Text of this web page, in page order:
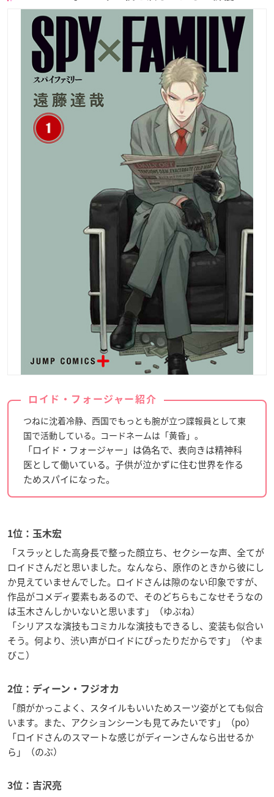
ロイド・フォージャー紹介
つねに沈着冷静、西国でもっとも腕が立つ諜報員として東
国で活動している。コードネームは「黄昏」。
「ロイド・フォージャー」は偽名で、表向きは精神科
医として働いている。子供が泣かずに住む世界を作る
ためスパイになった。
1位：玉木宏
「スラッとした高身長で整った顔立ち、セクシーな声、全てが
ロイドさんだと思いました。なんなら、原作のときから彼にし
か見えていませんでした。ロイドさんは隙のない印象ですが、
作品がコメディ要素もあるので、そのどちらもこなせそうなの
は玉木さんしかいないと思います」（ゆぶね）
「シリアスな演技もコミカルな演技もできるし、変装も似合い
そう。何より、渋い声がロイドにぴったりだからです」（やま
びこ）
2位：ディーン・フジオカ
「顔がかっこよく、スタイルもいいためスーツ姿がとても似合
います。また、アクションシーンも見てみたいです」（po）
「ロイドさんのスマートな感じがディーンさんなら出せるか
ら」（のぶ）
3位：吉沢亮